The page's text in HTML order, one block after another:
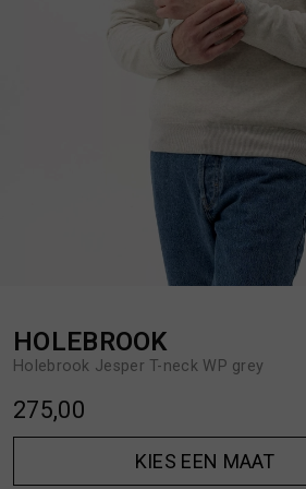
HOLEBROOK
Holebrook Jesper T-neck WP grey
275,00
KIES EEN MAAT